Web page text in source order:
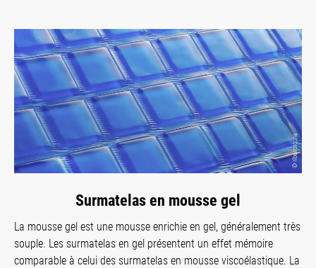
Surmatelas en mousse gel
La mousse gel est une mousse enrichie en gel, généralement très
souple. Les surmatelas en gel présentent un effet mémoire
comparable à celui des surmatelas en mousse viscoélastique. La